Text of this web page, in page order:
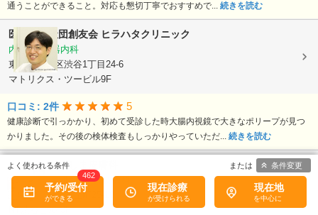
通うことができること。対応も懇切丁寧でおすすめで... 続きを読む
医療法人社団創友会 ヒラハタクリニック
内科, 消化器内科
東京都渋谷区渋谷1丁目24-6
マトリクス・ツービル9F
口コミ: 2件 5
健康診断で引っかかり、初めて受診した時大腸内視鏡で大きなポリープが見つ
かりました。その後の検体検査もしっかりやっていただ... 続きを読む
渋谷駅前おおしま皮膚科
皮膚科, 形成外科, 小児皮膚科, ...
東京都渋谷区桜丘町25-18
NT渋谷ビル 3F
予約/受付
462
現在診療 現在地
条件変更